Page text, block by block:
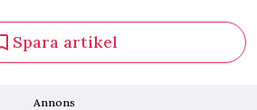
Spara artikel
Annons